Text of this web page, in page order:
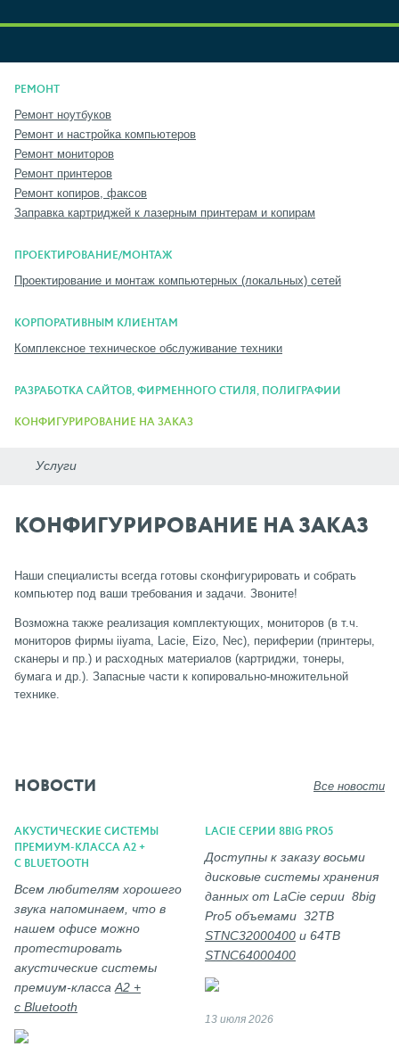
РЕМОНТ
Ремонт ноутбуков
Ремонт и настройка компьютеров
Ремонт мониторов
Ремонт принтеров
Ремонт копиров, факсов
Заправка картриджей к лазерным принтерам и копирам
ПРОЕКТИРОВАНИЕ/МОНТАЖ
Проектирование и монтаж компьютерных (локальных) сетей
КОРПОРАТИВНЫМ КЛИЕНТАМ
Комплексное техническое обслуживание техники
РАЗРАБОТКА САЙТОВ, ФИРМЕННОГО СТИЛЯ, ПОЛИГРАФИИ
КОНФИГУРИРОВАНИЕ НА ЗАКАЗ
КОНФИГУРИРОВАНИЕ НА ЗАКАЗ
Наши специалисты всегда готовы сконфигурировать и собрать
компьютер под ваши требования и задачи. Звоните!
Возможна также реализация комплектующих, мониторов (в т.ч.
мониторов фирмы iiyama, Lacie, Eizo, Nec), периферии (принтеры,
сканеры и пр.) и расходных материалов (картриджи, тонеры,
бумага и др.). Запасные части к копировально-множительной
технике.
НОВОСТИ Все новости
АКУСТИЧЕСКИЕ СИСТЕМЫ
ПРЕМИУМ-КЛАССА A2 +
С BLUETOOTH
Всем любителям хорошего
звука напоминаем, что в
нашем офисе можно
протестировать
акустические системы
премиум-класса A2 +
с Bluetooth
LACIE СЕРИИ 8BIG PRO5
Доступны к заказу восьми
дисковые системы хранения
данных от LaCie серии 8big
Pro5 объемами 32TB
STNC32000400 и 64ТВ
STNC64000400
13 июля 2026